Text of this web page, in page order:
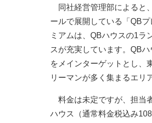
同社経営管理部によると
ールで展開している「QB
ミアムは、QBハウスの1ラ
スが充実しています。QB
をメインターゲットとし、
リーマンが多く集まるエリ
料金は未定ですが、担当
ハウス（通常料金税込み